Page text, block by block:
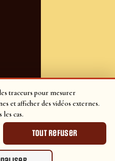
traceurs pour mesurer
et afficher des vidéos externes.
les cas.
Tout refuser